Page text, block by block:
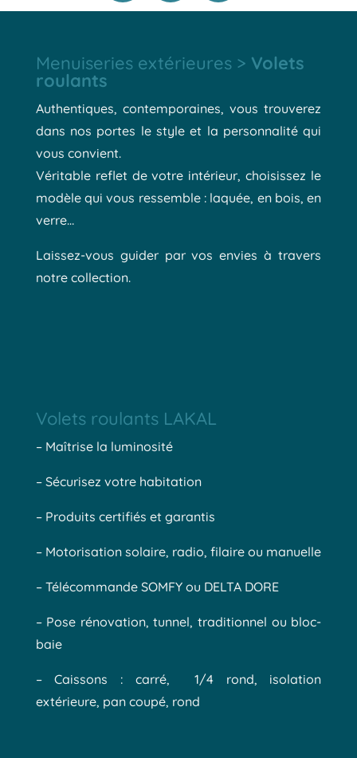
Menuiseries extérieures > Volets
roulants
Authentiques, contemporaines, vous trouverez
dans nos portes le style et la personnalité qui
vous convient.
Véritable reflet de votre intérieur, choisissez le
modèle qui vous ressemble : laquée, en bois, en
verre…
Laissez-vous guider par vos envies à travers
notre collection.
Volets roulants LAKAL
– Maîtrise la luminosité
– Sécurisez votre habitation
– Produits certifiés et garantis
– Motorisation solaire, radio, filaire ou manuelle
– Télécommande SOMFY ou DELTA DORE
– Pose rénovation, tunnel, traditionnel ou bloc-
baie
– Caissons : carré, 1/4 rond, isolation
extérieure, pan coupé, rond